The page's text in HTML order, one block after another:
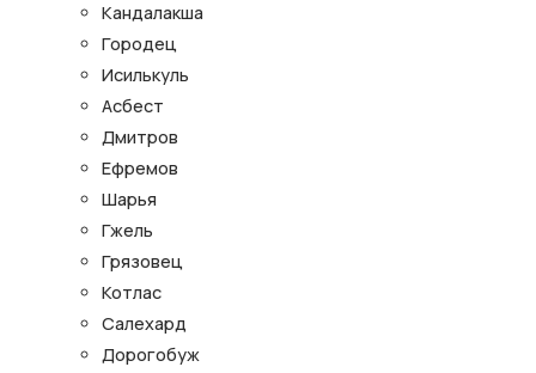
Кандалакша
Городец
Исилькуль
Асбест
Дмитров
Ефремов
Шарья
Гжель
Грязовец
Котлас
Салехард
Дорогобуж